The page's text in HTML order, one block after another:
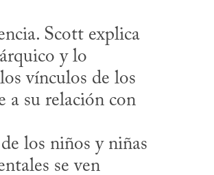
Scott explica
y lo
vínculos de los
a su relación con
se ven